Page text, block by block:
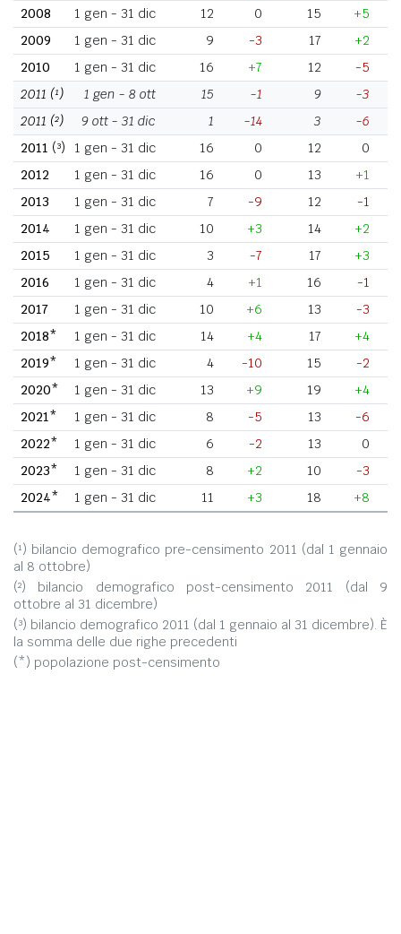
2008
1 gen - 31 dic 12 0 15
+5
2009
1 gen - 31 dic 9 -3 17
+2
2010
1 gen - 31 dic 16 +7 12
-5
2011 (¹) 1 gen - 8 ott 15 -1 9
-3
2011 (²) 9 ott - 31 dic 1 -14 3
-6
2011 (³) 1 gen - 31 dic 16 0 12
0
2012
1 gen - 31 dic 16 0 13
+1
2013
1 gen - 31 dic 7 -9 12
-1
2014
1 gen - 31 dic 10 +3 14
+2
2015
1 gen - 31 dic 3 -7 17
+3
2016
1 gen - 31 dic 4 +1 16
-1
2017
1 gen - 31 dic 10 +6 13
-3
2018*
1 gen - 31 dic 14 +4 17
+4
2019*
1 gen - 31 dic 4 -10 15
-2
2020*
1 gen - 31 dic 13 +9 19
+4
2021*
1 gen - 31 dic 8 -5 13
-6
2022*
1 gen - 31 dic 6 -2 13
0
2023*
1 gen - 31 dic 8 +2 10
-3
2024*
1 gen - 31 dic 11 +3 18 +8
(¹) bilancio demografico pre-censimento 2011 (dal 1 gennaio
al 8 ottobre)
(²) bilancio demografico post-censimento 2011 (dal 9
ottobre al 31 dicembre)
(³) bilancio demografico 2011 (dal 1 gennaio al 31 dicembre). È
la somma delle due righe precedenti
(*) popolazione post-censimento